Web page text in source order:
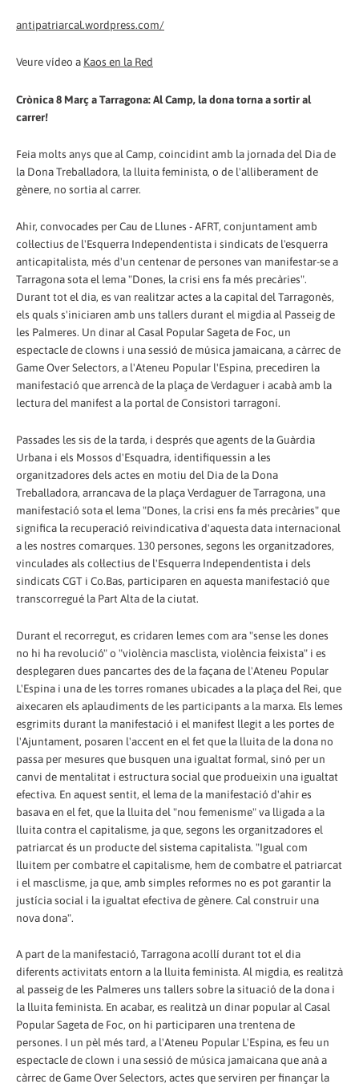
antipatriarcal.wordpress.com/
Veure vídeo a Kaos en la Red
Crònica 8 Març a Tarragona: Al Camp, la dona torna a sortir al
carrer!
Feia molts anys que al Camp, coincidint amb la jornada del Dia de
la Dona Treballadora, la lluita feminista, o de l'alliberament de
gènere, no sortia al carrer.
Ahir, convocades per Cau de Llunes - AFRT, conjuntament amb
col·lectius de l'Esquerra Independentista i sindicats de l'esquerra
anticapitalista, més d'un centenar de persones van manifestar-se a
Tarragona sota el lema "Dones, la crisi ens fa més precàries".
Durant tot el dia, es van realitzar actes a la capital del Tarragonès,
els quals s'iniciaren amb uns tallers durant el migdia al Passeig de
les Palmeres. Un dinar al Casal Popular Sageta de Foc, un
espectacle de clowns i una sessió de música jamaicana, a càrrec de
Game Over Selectors, a l'Ateneu Popular l'Espina, precediren la
manifestació que arrencà de la plaça de Verdaguer i acabà amb la
lectura del manifest a la portal de Consistori tarragoní.
Passades les sis de la tarda, i després que agents de la Guàrdia
Urbana i els Mossos d'Esquadra, identifiquessin a les
organitzadores dels actes en motiu del Dia de la Dona
Treballadora, arrancava de la plaça Verdaguer de Tarragona, una
manifestació sota el lema "Dones, la crisi ens fa més precàries" que
significa la recuperació reivindicativa d'aquesta data internacional
a les nostres comarques. 130 persones, segons les organitzadores,
vinculades als col·lectius de l'Esquerra Independentista i dels
sindicats CGT i Co.Bas, participaren en aquesta manifestació que
transcorregué la Part Alta de la ciutat.
Durant el recorregut, es cridaren lemes com ara "sense les dones
no hi ha revolució" o "violència masclista, violència feixista" i es
desplegaren dues pancartes des de la façana de l'Ateneu Popular
L'Espina i una de les torres romanes ubicades a la plaça del Rei, que
aixecaren els aplaudiments de les participants a la marxa. Els lemes
esgrimits durant la manifestació i el manifest llegit a les portes de
l'Ajuntament, posaren l'accent en el fet que la lluita de la dona no
passa per mesures que busquen una igualtat formal, sinó per un
canvi de mentalitat i estructura social que produeixin una igualtat
efectiva. En aquest sentit, el lema de la manifestació d'ahir es
basava en el fet, que la lluita del "nou femenisme" va lligada a la
lluita contra el capitalisme, ja que, segons les organitzadores el
patriarcat és un producte del sistema capitalista. "Igual com
lluitem per combatre el capitalisme, hem de combatre el patriarcat
i el masclisme, ja que, amb simples reformes no es pot garantir la
justícia social i la igualtat efectiva de gènere. Cal construir una
nova dona".
A part de la manifestació, Tarragona acollí durant tot el dia
diferents activitats entorn a la lluita feminista. Al migdia, es realitzà
al passeig de les Palmeres uns tallers sobre la situació de la dona i
la lluita feminista. En acabar, es realitzà un dinar popular al Casal
Popular Sageta de Foc, o­n hi participaren una trentena de
persones. I un pèl més tard, a l'Ateneu Popular L'Espina, es feu un
espectacle de clown i una sessió de música jamaicana que anà a
càrrec de Game Over Selectors, actes que serviren per finançar la